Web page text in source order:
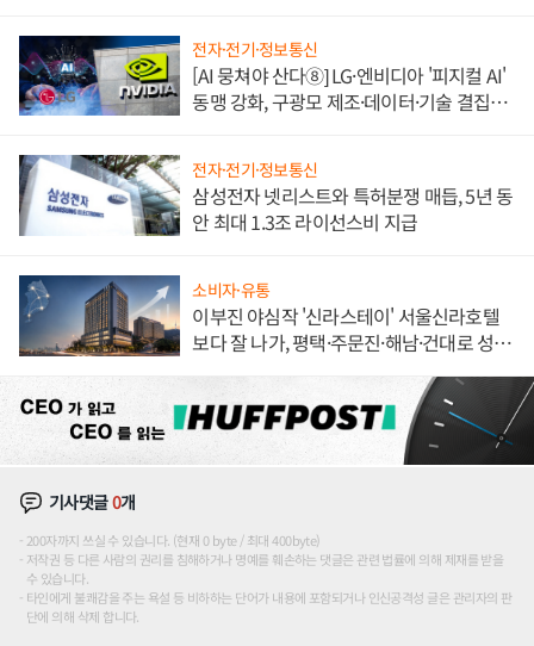
전자·전기·정보통신
[AI 뭉쳐야 산다⑧] LG·엔비디아 '피지컬 AI'
동맹 강화, 구광모 제조·데이터·기술 결집
전자·전기·정보통신
삼성전자 넷리스트와 특허분쟁 매듭, 5년 동
안 최대 1.3조 라이선스비 지급
소비자·유통
이부진 야심작 '신라스테이' 서울신라호텔
보다 잘 나가, 평택·주문진·해남·건대로 성
기사댓글0개
200자까지 쓰실 수 있습니다. (현재 0 byte / 최대 400byte)
저작권 등 다른 사람의 권리를 침해하거나 명예를 훼손하는 댓글은 관련 법률에 의해 제재를 받을
수 있습니다.
타인에게 불쾌감을 주는 욕설 등 비하하는 단어가 내용에 포함되거나 인신공격성 글은 관리자의 판
단에 의해 삭제 합니다.